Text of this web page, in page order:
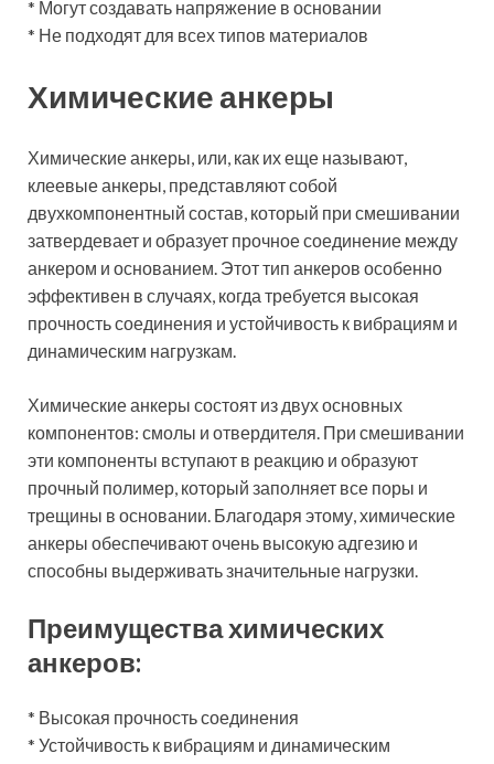
* Могут создавать напряжение в основании
* Не подходят для всех типов материалов
Химические анкеры
Химические анкеры, или, как их еще называют,
клеевые анкеры, представляют собой
двухкомпонентный состав, который при смешивании
затвердевает и образует прочное соединение между
анкером и основанием. Этот тип анкеров особенно
эффективен в случаях, когда требуется высокая
прочность соединения и устойчивость к вибрациям и
динамическим нагрузкам.
Химические анкеры состоят из двух основных
компонентов: смолы и отвердителя. При смешивании
эти компоненты вступают в реакцию и образуют
прочный полимер, который заполняет все поры и
трещины в основании. Благодаря этому, химические
анкеры обеспечивают очень высокую адгезию и
способны выдерживать значительные нагрузки.
Преимущества химических
анкеров:
* Высокая прочность соединения
* Устойчивость к вибрациям и динамическим